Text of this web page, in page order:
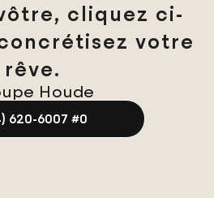
cliquez ci-
votre
rêve.
Houde
620-6007 #0